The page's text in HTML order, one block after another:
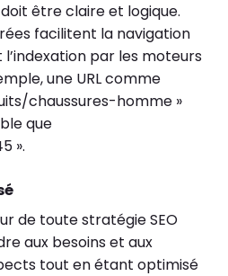
être claire et logique.
facilitent la navigation
par les moteurs
une URL comme
chaussures-homme »
que
».
de toute stratégie SEO
aux besoins et aux
tout en étant optimisé